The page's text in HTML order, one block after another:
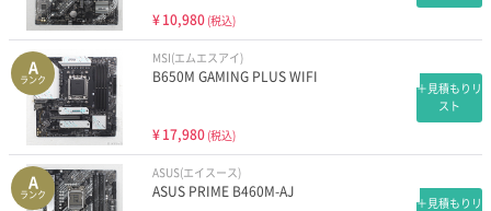
¥10,980 (税込)
A
ランク
MSI(エムエスアイ)
B650M GAMING PLUS WIFI
¥17,980 (税込)
＋見積もりリ
スト
A
ランク
ASUS(エイスース)
ASUS PRIME B460M-AJ
＋見積もりリ